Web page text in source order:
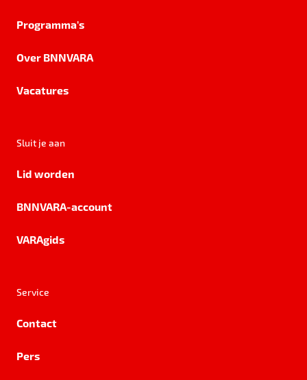
Programma's
Over BNNVARA
Vacatures
Sluit je aan
Lid worden
BNNVARA-account
VARAgids
Service
Contact
Pers